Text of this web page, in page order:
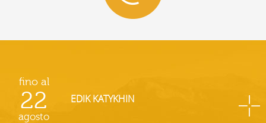
fino al
22
agosto
EDIK KATYKHIN